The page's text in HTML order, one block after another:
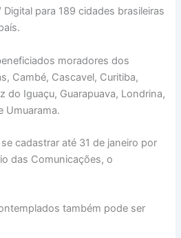
para 189 cidades brasileiras
moradores dos
Cambé, Cascavel, Curitiba,
do Iguaçu, Guarapuava, Londrina,
Umuarama.
cadastrar até 31 de janeiro por
das Comunicações, o
também pode ser